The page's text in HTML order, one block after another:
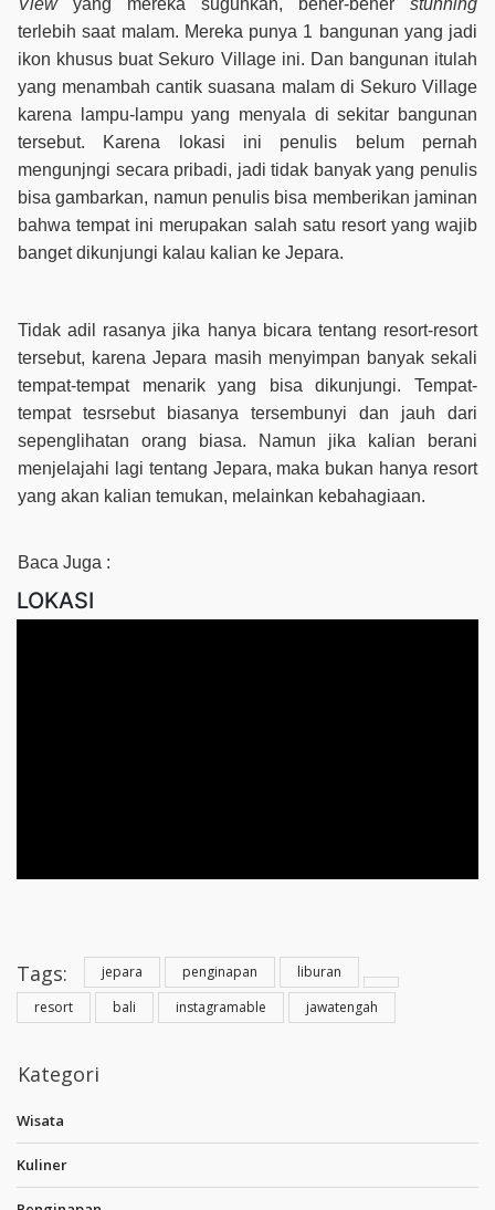
terlebih saat malam. Mereka punya 1 bangunan yang jadi
ikon khusus buat Sekuro Village ini. Dan bangunan itulah
yang menambah cantik suasana malam di Sekuro Village
karena lampu-lampu yang menyala di sekitar bangunan
tersebut. Karena lokasi ini penulis belum pernah
mengunjngi secara pribadi, jadi tidak banyak yang penulis
bisa gambarkan, namun penulis bisa memberikan jaminan
bahwa tempat ini merupakan salah satu resort yang wajib
banget dikunjungi kalau kalian ke Jepara.
Tidak adil rasanya jika hanya bicara tentang resort-resort
tersebut, karena Jepara masih menyimpan banyak sekali
tempat-tempat menarik yang bisa dikunjungi. Tempat-
tempat tesrsebut biasanya tersembunyi dan jauh dari
sepenglihatan orang biasa. Namun jika kalian berani
menjelajahi lagi tentang Jepara, maka bukan hanya resort
yang akan kalian temukan, melainkan kebahagiaan.
Baca Juga :
LOKASI
Tags: jepara penginapan
liburan
resort
bali instagramable jawatengah
Kategori
Wisata
Kuliner